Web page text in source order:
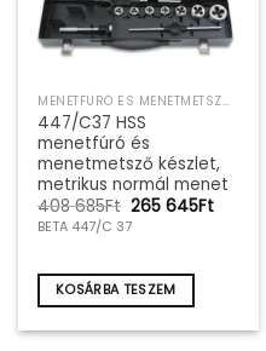
MENETFÚRÓ ÉS MENETMETSZŐ SZERSZÁMKÉSZLET
447/C37 HSS
menetfúró és
menetmetsző készlet,
metrikus normál menet
408 685Ft Original
price
685Ft.
265 645FtCurrent
BETA 447/C 37
KOSÁRBA TESZEM